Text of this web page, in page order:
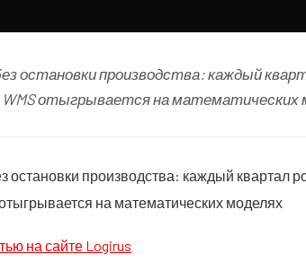
остановки производства: каждый
WMS отыгрывается на математических
остановки производства: каждый квартал
на математических моделях
на сайте Logirus